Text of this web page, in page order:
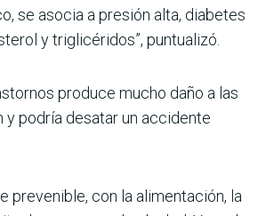
se asocia a presión alta, dia­betes
y triglicéridos”, pun­tualizó.
produce mucho daño a las
y podría desatar un accidente
preve­nible, con la alimentación, la